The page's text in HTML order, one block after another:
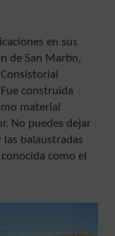
en sus
de San Martín,
construida
material
No puedes dejar
las balaustradas
como el